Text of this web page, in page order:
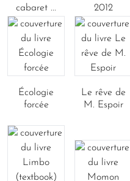
cabaret ...
2012
Écologie
forcée
Le rêve de
M. Espoir